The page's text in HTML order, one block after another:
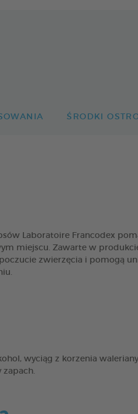
ŚRODKI
psów Laboratoire Francodex
miejscu. Zawarte w
zwierzęcia i pomogą
wyciąg z korzenia
zapach.